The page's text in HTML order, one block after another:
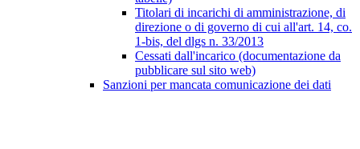
Titolari di incarichi di amministrazione, di
direzione o di governo di cui all'art. 14, co.
1-bis, del dlgs n. 33/2013
Cessati dall'incarico (documentazione da
pubblicare sul sito web)
Sanzioni per mancata comunicazione dei dati